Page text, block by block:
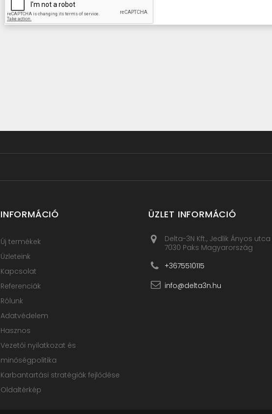
INFORMÁCIÓ
Új termékek
Üzleteink
Kapcsolat
Referenciák
Rólunk
Adatvédelem
Hasznos
Vezetői nyilatkozat és
minőségpolitika
Karbantartási stratégiák fejlődése
Oldaltérkép
ÜZLET INFORMÁCIÓ
Delta-3N Kft., Jedlik Ányos utca
7030 Paks Magyarország
+3675510115
info@delta3n.hu